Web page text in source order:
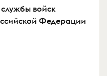
войск
Федерации